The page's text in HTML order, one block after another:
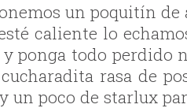
un poquitín de
caliente lo
ponga todo perdido
rasa de
un poco de starlux